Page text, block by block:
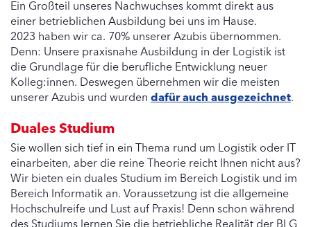
Ein Großteil unseres Nachwuchses kommt direkt aus
einer betrieblichen Ausbildung bei uns im Hause.
2023 haben wir ca. 70% unserer Azubis übernommen.
Denn: Unsere praxisnahe Ausbildung in der Logistik ist
die Grundlage für die berufliche Entwicklung neuer
Kolleg:innen. Deswegen übernehmen wir die meisten
unserer Azubis und wurden dafür auch ausgezeichnet.
Duales Studium
Sie wollen sich tief in ein Thema rund um Logistik oder IT
einarbeiten, aber die reine Theorie reicht Ihnen nicht aus?
Wir bieten ein duales Studium im Bereich Logistik und im
Bereich Informatik an. Voraussetzung ist die allgemeine
Hochschulreife und Lust auf Praxis! Denn schon während